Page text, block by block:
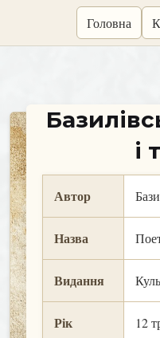
Головна
і
Автор
Назва
Видання
Рік
12